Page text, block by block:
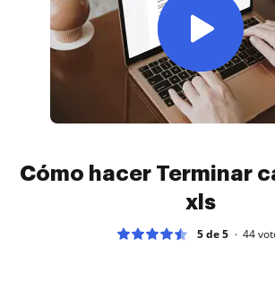
Cómo hacer Terminar
xls
5 de 5 44